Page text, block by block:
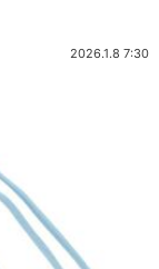
2026.1.8 7:30